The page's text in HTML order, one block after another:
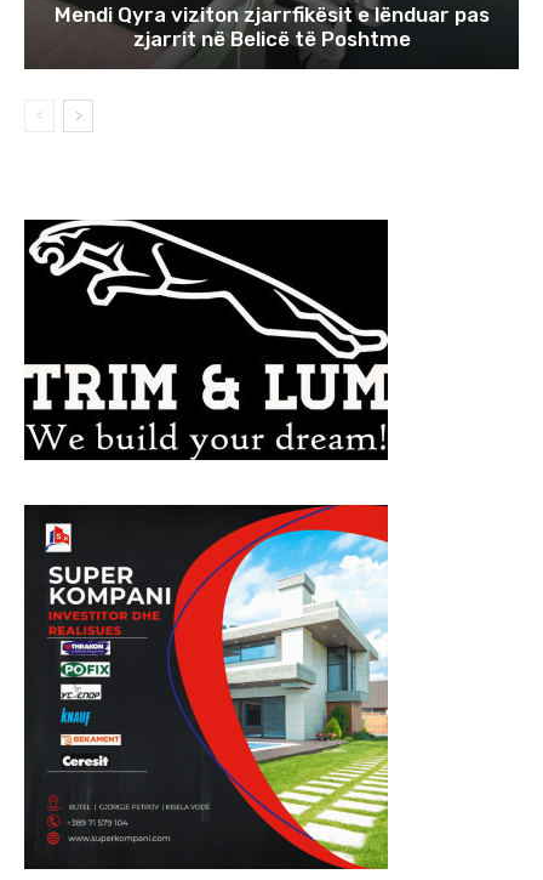
Mendi Qyra viziton zjarrfikësit e lënduar pas
zjarrit në Belicë të Poshtme